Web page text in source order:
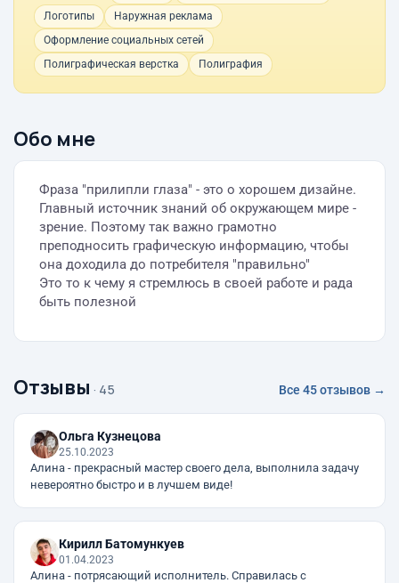
Логотипы
Наружная реклама
Оформление социальных сетей
Полиграфическая верстка
Полиграфия
Обо мне
Фраза "прилипли глаза" - это о хорошем дизайне.
Главный источник знаний об окружающем мире -
зрение. Поэтому так важно грамотно
преподносить графическую информацию, чтобы
она доходила до потребителя "правильно"
Это то к чему я стремлюсь в своей работе и рада
быть полезной
Отзывы · 45 Все 45 отзывов →
Ольга Кузнецова
25.10.2023
Алина - прекрасный мастер своего дела, выполнила задачу
невероятно быстро и в лучшем виде!
Кирилл Батомункуев
01.04.2023
Алина - потрясающий исполнитель. Справилась с